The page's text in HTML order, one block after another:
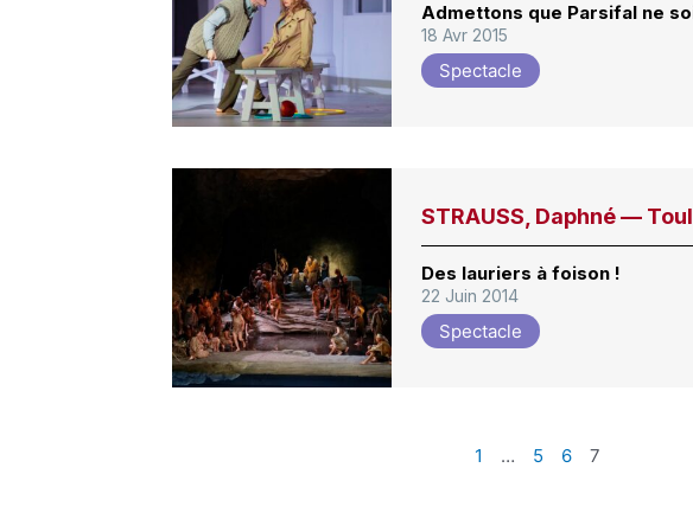
Admettons que Parsifal ne
18 Avr 2015
Spectacle
STRAUSS, Daphné —
Des lauriers à foison !
22 Juin 2014
Spectacle
1 … 5 6 7